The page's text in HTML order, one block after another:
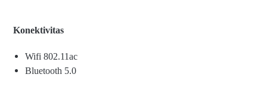
Konektivitas
Wifi 802.11ac
Bluetooth 5.0